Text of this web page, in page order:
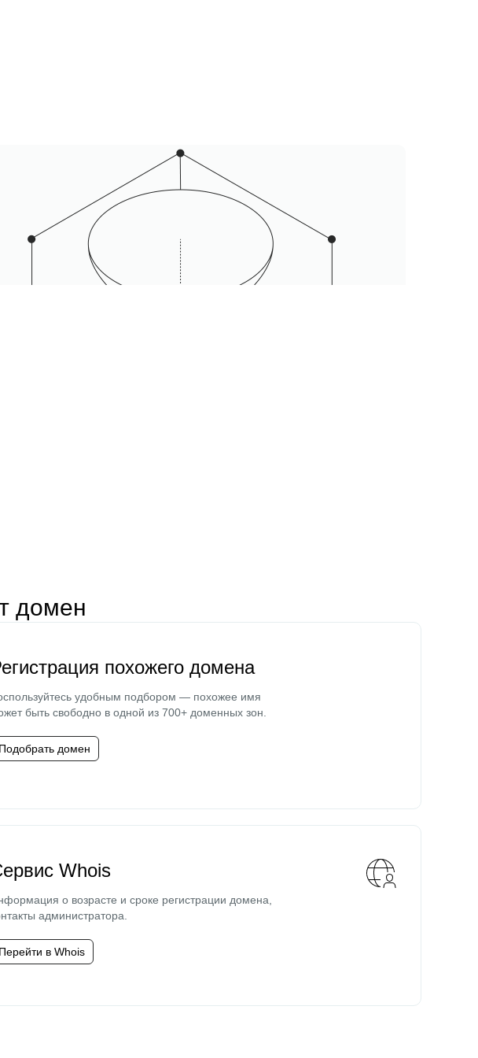
домен
похожего домена
удобным подбором — похожее имя
быть свободно в одной из 700+ доменных зон.
Подобрать домен
Whois
о возрасте и сроке регистрации домена,
администратора.
Перейти в Whois